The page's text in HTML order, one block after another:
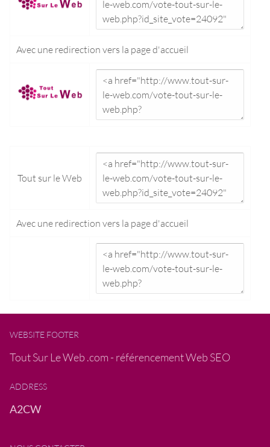
Avec une redirection vers la page d'accueil
Tout sur le Web
Avec une redirection vers la page d'accueil
WEBSITE FOOTER
Tout Sur Le Web .com - référencement Web SEO
ADDRESS
A2CW